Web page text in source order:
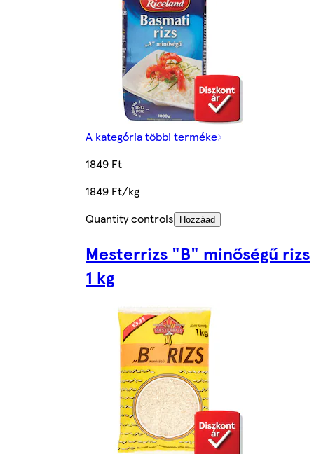
A kategória többi terméke
1849 Ft
1849 Ft/kg
Quantity controls
Hozzáad
Mesterrizs "B" minőségű rizs
1 kg